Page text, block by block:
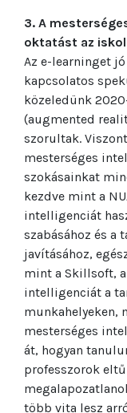
3. A
oktatást az
Az e-learninget
kapcsolatos
közeledünk
(augmented
szorultak.
mesterséges
szokásainkat
kezdve mint a
intelligenciát
szabásához és a
javításához,
mint a Skillsoft,
intelligenciát a
munkahelyeken,
mesterséges
át, hogyan
professzorok
több vita lesz